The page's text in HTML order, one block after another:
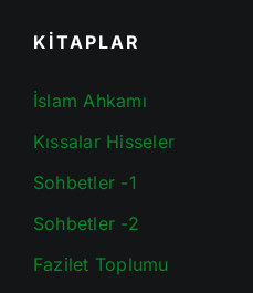
KİTAPLAR
İslam Ahkamı
Kıssalar Hisseler
Sohbetler -1
Sohbetler -2
Fazilet Toplumu